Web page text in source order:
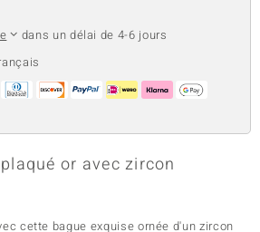
dans un délai de 4-6 jours
or avec zircon
cette bague exquise ornée d'un zircon